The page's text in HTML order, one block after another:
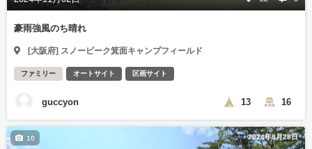
豪雨強風のち晴れ
[大阪府] スノーピーク箕面キャンプフィールド
ファミリー オートサイト 区画サイト
guccyon 13 16
2024年8月28日
10